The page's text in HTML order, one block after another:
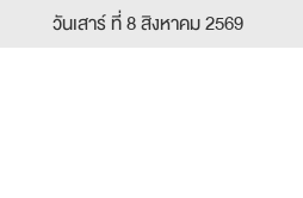
วันเสาร์ ที่ 8 สิงหาคม 2569